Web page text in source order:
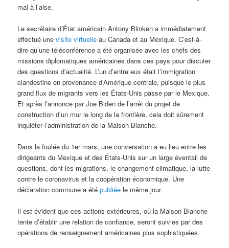
mal à l’aise.
Le secrétaire d’État américain Antony Blinken a immédiatement
effectué unevisite virtuelle au Canada et au Mexique. C’est-à-
dire qu’une téléconférence a été organisée avec les chefs des
missions diplomatiques américaines dans ces pays pour discuter
des questions d’actualité. L’un d’entre eux était l’immigration
clandestine en provenance d’Amérique centrale, puisque le plus
grand flux de migrants vers les États-Unis passe par le Mexique.
Et après l’annonce par Joe Biden de l’arrêt du projet de
construction d’un mur le long de la frontière, cela doit sûrement
inquiéter l’administration de la Maison Blanche.
Dans la foulée du 1er mars, une conversation a eu lieu entre les
dirigeants du Mexique et des États-Unis sur un large éventail de
questions, dont les migrations, le changement climatique, la lutte
contre le coronavirus et la coopération économique. Une
déclaration commune a étépubliée le même jour.
Il est évident que ces actions extérieures, où la Maison Blanche
tente d’établir une relation de confiance, seront suivies par des
opérations de renseignement américaines plus sophistiquées.